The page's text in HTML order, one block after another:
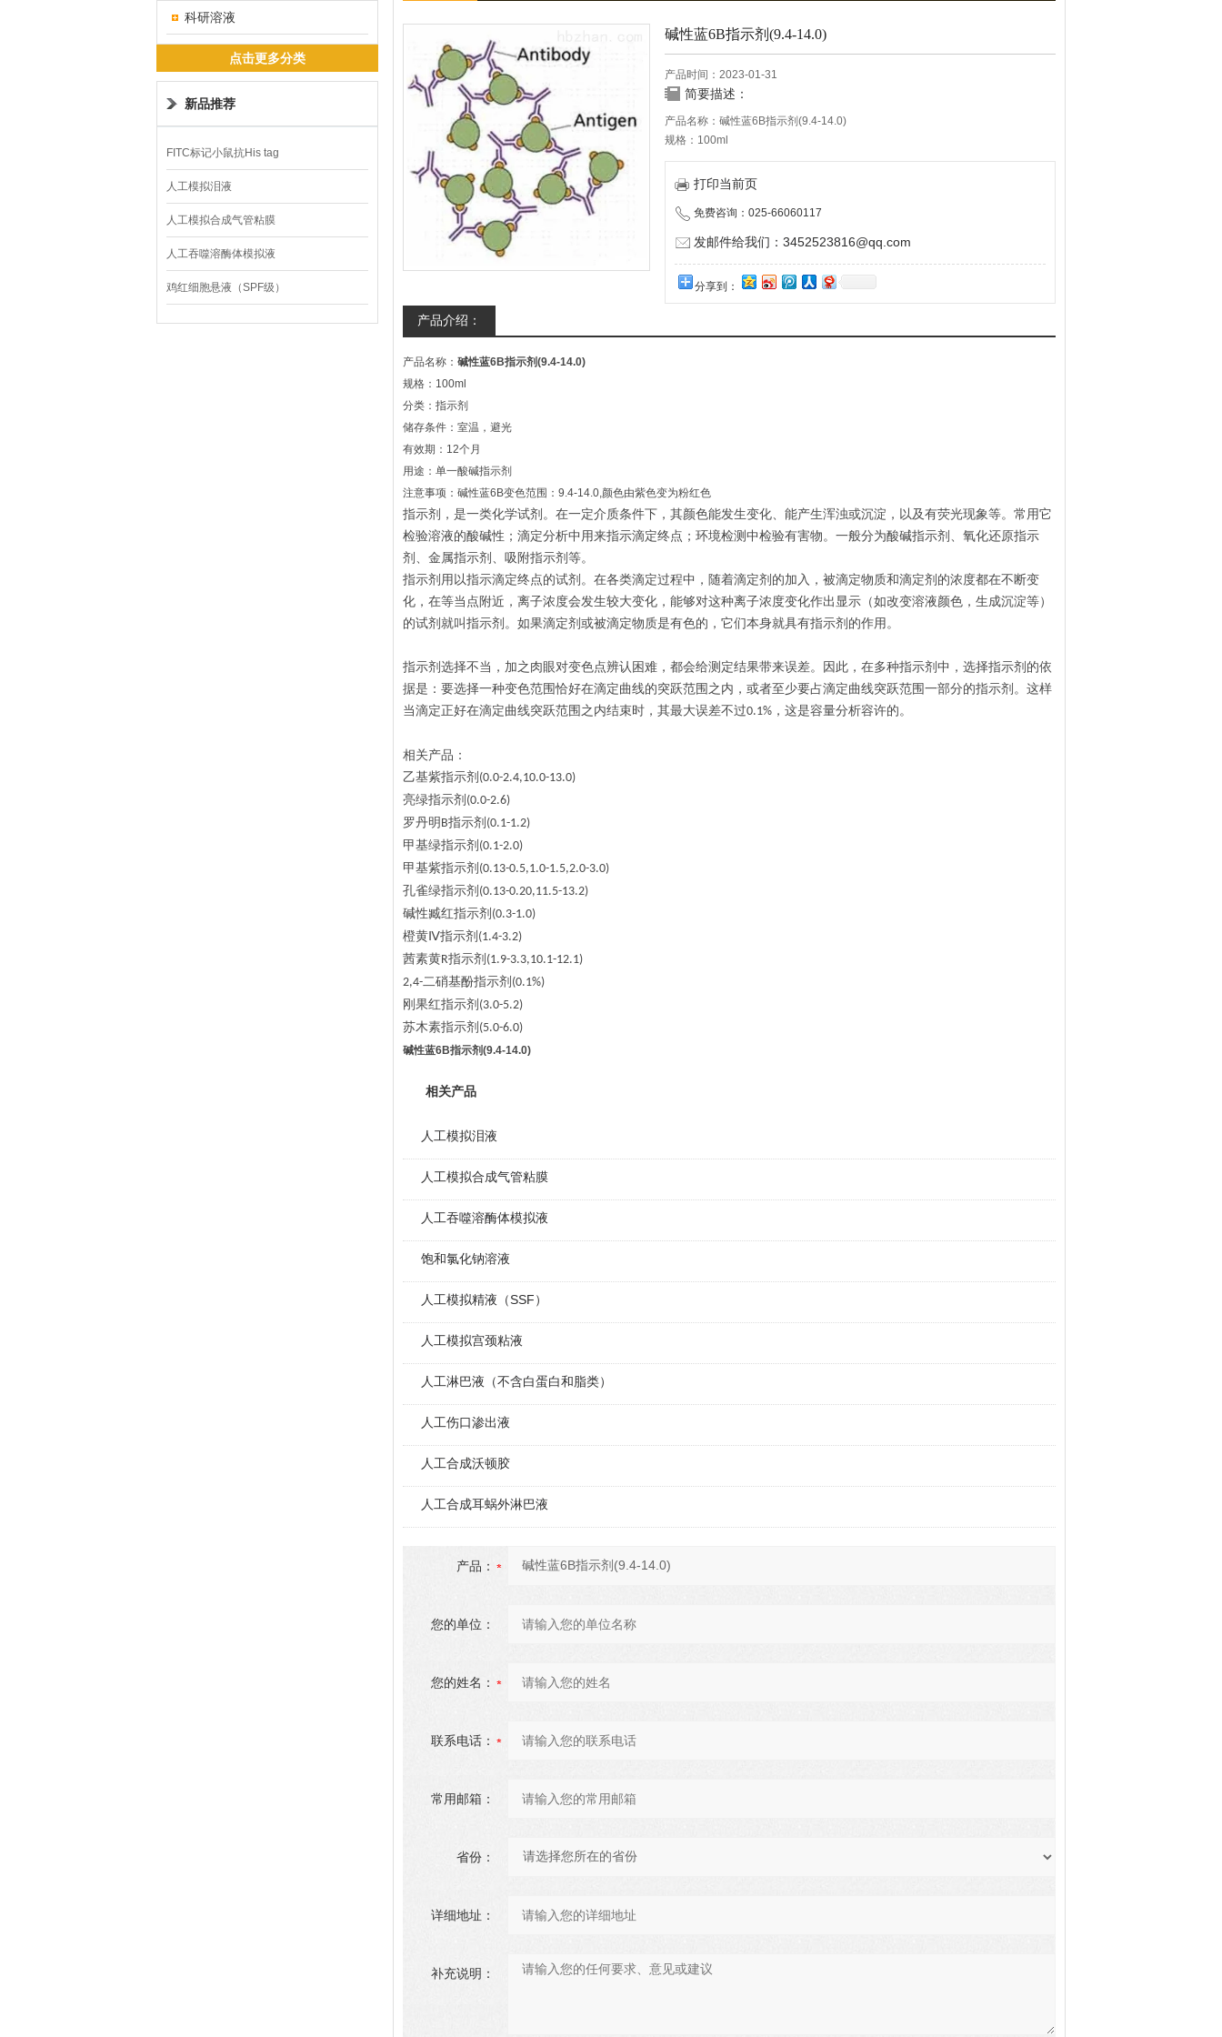
科研溶液
点击更多分类
新品推荐
FITC标记小鼠抗His tag
人工模拟泪液
人工模拟合成气管粘膜
人工吞噬溶酶体模拟液
鸡红细胞悬液（SPF级）
碱性蓝6B指示剂(9.4-14.0)
产品时间：2023-01-31
简要描述：
产品名称：碱性蓝6B指示剂(9.4-14.0)
规格：100ml
分类：指示剂
储存条件：室温，避光
用途：单一酸碱指示剂
注意事项：碱性蓝6B变色范围：9.4-14.0,颜色由紫色变为粉红色
打印当前页
免费咨询：025-66060117
发邮件给我们：3452523816@qq.com
分享到：
产品介绍：
产品名称： 碱性蓝6B指示剂(9.4-14.0)
规格：100ml
分类：指示剂
储存条件：室温，避光
有效期：12个月
用途：单一酸碱指示剂
注意事项：碱性蓝6B变色范围：9.4-14.0,颜色由紫色变为粉红色
指示剂，是一类化学试剂。在一定介质条件下，其颜色能发生变化、能产生浑浊或沉淀，以及有荧光现象等。常用它
检验溶液的酸碱性；滴定分析中用来指示滴定终点；环境检测中检验有害物。一般分为酸碱指示剂、氧化还原指示
剂、金属指示剂、吸附指示剂等。
指示剂用以指示滴定终点的试剂。在各类滴定过程中，随着滴定剂的加入，被滴定物质和滴定剂的浓度都在不断变
化，在等当点附近，离子浓度会发生较大变化，能够对这种离子浓度变化作出显示（如改变溶液颜色，生成沉淀等）
的试剂就叫指示剂。如果滴定剂或被滴定物质是有色的，它们本身就具有指示剂的作用。
指示剂选择不当，加之肉眼对变色点辨认困难，都会给测定结果带来误差。因此，在多种指示剂中，选择指示剂的依
据是：要选择一种变色范围恰好在滴定曲线的突跃范围之内，或者至少要占滴定曲线突跃范围一部分的指示剂。这样
当滴定正好在滴定曲线突跃范围之内结束时，其最大误差不过0.1% ，这是容量分析容许的。
相关产品：
乙基紫指示剂 (0.0-2.4,10.0-13.0)
亮绿指示剂 (0.0-2.6)
罗丹明 B指示剂 (0.1-1.2)
甲基绿指示剂 (0.1-2.0)
甲基紫指示剂 (0.13-0.5,1.0-1.5,2.0-3.0)
孔雀绿指示剂 (0.13-0.20,11.5-13.2)
碱性臧红指示剂 (0.3-1.0)
橙黄 Ⅳ指示剂 (1.4-3.2)
茜素黄R指示剂 (1.9-3.3,10.1-12.1)
2,4-二硝基酚指示剂 (0.1%)
刚果红指示剂 (3.0-5.2)
苏木素指示剂 (5.0-6.0)
碱性蓝6B指示剂(9.4-14.0)
相关产品
人工模拟泪液
人工模拟合成气管粘膜
人工吞噬溶酶体模拟液
饱和氯化钠溶液
人工模拟精液（SSF）
人工模拟宫颈粘液
人工淋巴液（不含白蛋白和脂类）
人工伤口渗出液
人工合成沃顿胶
人工合成耳蜗外淋巴液
产品：
您的单位：
您的姓名：
联系电话：
常用邮箱：
省份：
详细地址：
补充说明：